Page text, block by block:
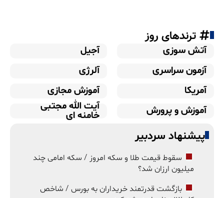
ترندهای روز
آتش سوزی
آجیل
آزمون سراسری
آلرژی
آمریکا
آموزش مجازی
آموزش و پرورش
آیت الله مجتبی
خامنه ای
پیشنهاد سردبیر
سقوط قیمت طلا و سکه امروز / سکه امامی چند
میلیون ارزان شد؟
بازگشت قدرتمند خریداران به بورس / شاخص